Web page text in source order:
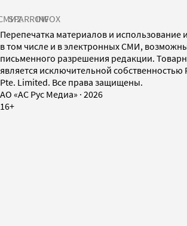
SPARROWINFOX
Перепечатка материалов и
в том числе и в электронных СМИ,
письменного разрешения редакции.
является исключительной собственностью
Pte. Limited. Все права защищены.
AO «АС Рус Медиа» · 2026
16+